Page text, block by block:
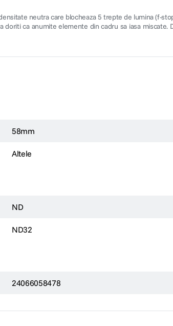
neutra care blocheaza 5 trepte de lumina (f-
doriti ca anumite elemente din cadru sa iasa
58mm
Altele
ND
ND32
24066058478